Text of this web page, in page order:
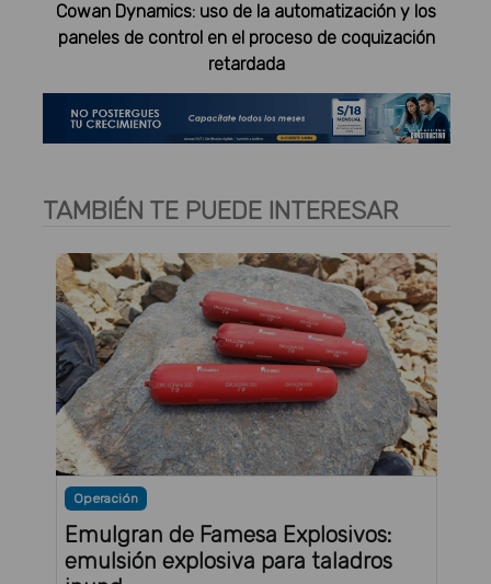
Cowan Dynamics: uso de la automatización y los
paneles de control en el proceso de coquización
retardada
TAMBIÉN TE PUEDE INTERESAR
Operación
Emulgran de Famesa Explosivos:
emulsión explosiva para taladros